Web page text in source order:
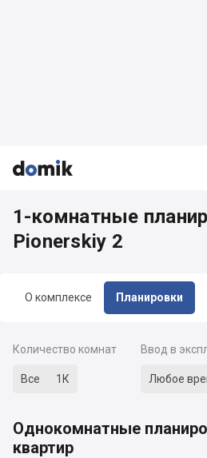



О комплексе Планировки
1-комнатные
Pionerskiy 2
Количество комнат
Все 1К
Ввод в
Любое
Однокомнатные
квартир